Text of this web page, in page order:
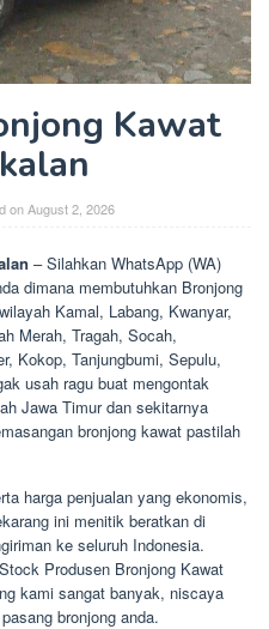
Kawat
onAugust 2, 2026
– Silahkan WhatsApp (WA)
dimana membutuhkan Bronjong
Kamal, Labang, Kwanyar,
Merah, Tragah, Socah,
Kokop, Tanjungbumi, Sepulu,
usah ragu buat mengontak
Jawa Timur dan sekitarnya
bronjong kawat pastilah
harga penjualan yang ekonomis,
ini menitik beratkan di
ke seluruh Indonesia.
Produsen Bronjong Kawat
kami sangat banyak, niscaya
bronjong anda.